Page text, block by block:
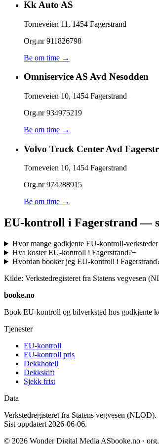
Kk Auto AS
Torneveien 11 , 1454 Fagerstrand
Org.nr911826798
Be om time →
Omniservice AS Avd Nesodden
Torneveien 10, 1454 Fagerstrand
Org.nr934975219
Be om time →
Volvo Truck Center Avd
Torneveien 10, 1454 Fagerstrand
Org.nr974288915
Be om time →
EU-kontroll i Fagerstrand —
Hvor mange godkjente EU-kontroll-verksteder
Hva koster EU-kontroll i Fagerstrand?+
Hvordan booker jeg EU-kontroll i
Kilde: Verkstedregisteret fra Statens vegvesen
booke.no
Book EU-kontroll og bilverksted hos godkjente
Tjenester
EU-kontroll
EU-kontroll pris
Dekkhotell
Dekkskift
Sjekk frist
Data
Verkstedregisteret fra Statens vegvesen (NLOD).
Sist oppdatert 2026-06-06.
© 2026 Wonder Digital Media ASbooke.no ·